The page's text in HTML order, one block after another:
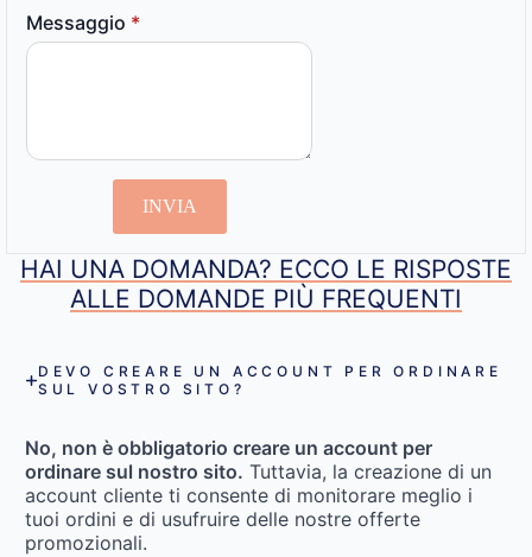
Messaggio *
INVIA
HAI UNA DOMANDA? ECCO LE RISPOSTE
ALLE DOMANDE PIÙ FREQUENTI
DEVO CREARE UN ACCOUNT PER ORDINARE
SUL VOSTRO SITO?
No, non è obbligatorio creare un account per
ordinare sul nostro sito. Tuttavia, la creazione di un
account cliente ti consente di monitorare meglio i
tuoi ordini e di usufruire delle nostre offerte
promozionali.